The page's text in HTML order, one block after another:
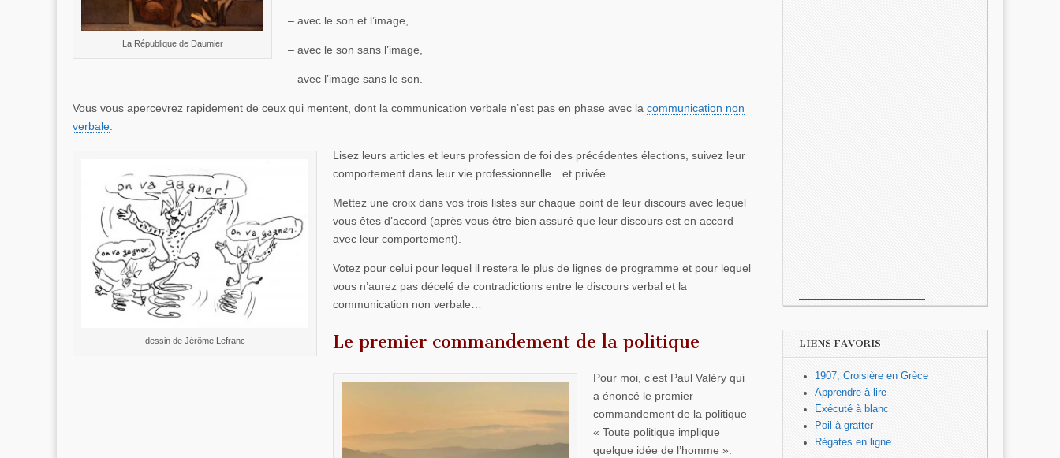
La République de Daumier
– avec le son et l’image,
– avec le son sans l’image,
– avec l’image sans le son.
Vous vous apercevrez rapidement de ceux qui mentent, dont la communication verbale n’est pas en phase avec la communication non
verbale.
dessin de Jérôme Lefranc
Lisez leurs articles et leurs profession de foi des précédentes élections, suivez leur
comportement dans leur vie professionnelle…et privée.
Mettez une croix dans vos trois listes sur chaque point de leur discours avec lequel
vous êtes d’accord (après vous être bien assuré que leur discours est en accord
avec leur comportement).
Votez pour celui pour lequel il restera le plus de lignes de programme et pour lequel
vous n’aurez pas décelé de contradictions entre le discours verbal et la
communication non verbale…
Le premier commandement de la politique
Pour moi, c’est Paul Valéry qui
a énoncé le premier
commandement de la politique
« Toute politique implique
quelque idée de l’homme ».
LIENS FAVORIS
1907, Croisière en Grèce
Apprendre à lire
Exécuté à blanc
Poil à gratter
Régates en ligne